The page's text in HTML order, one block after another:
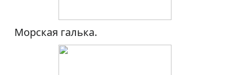
Морская галька.